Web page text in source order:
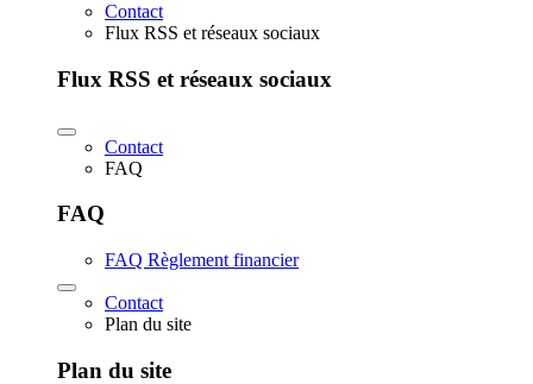
Contact
Flux RSS et réseaux sociaux
Flux RSS et réseaux sociaux
Contact
FAQ
FAQ
FAQ Règlement financier
Contact
Plan du site
Plan du site